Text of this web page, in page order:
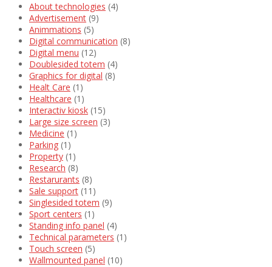
About technologies (4)
Advertisement (9)
Animmations (5)
Digital communication (8)
Digital menu (12)
Doublesided totem (4)
Graphics for digital (8)
Healt Care (1)
Healthcare (1)
Interactiv kiosk (15)
Large size screen (3)
Medicine (1)
Parking (1)
Property (1)
Research (8)
Restarurants (8)
Sale support (11)
Singlesided totem (9)
Sport centers (1)
Standing info panel (4)
Technical parameters (1)
Touch screen (5)
Wallmounted panel (10)